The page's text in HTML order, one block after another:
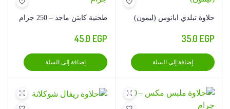
حلاوة تبلدي ابانوس (ليمون)
35.0 EGP
إضافة إلى السلة
طحنية كابتن ماجد – 250 جرام
45.0 EGP
إضافة إلى السلة